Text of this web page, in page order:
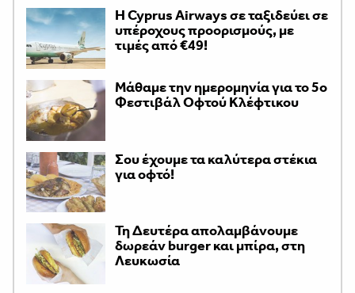
H Cyprus Airways σε ταξιδεύει σε
υπέροχους προορισμούς, με
τιμές από €49!
Μάθαμε την ημερομηνία για το 5ο
Φεστιβάλ Οφτού Κλέφτικου
Σου έχουμε τα καλύτερα στέκια
για οφτό!
Τη Δευτέρα απολαμβάνουμε
δωρεάν burger και μπίρα, στη
Λευκωσία